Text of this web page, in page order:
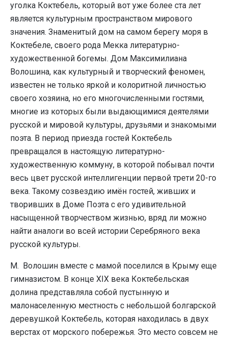
уголка Коктебель, который вот уже более ста лет
является культурным пространством мирового
значения. Знаменитый дом на самом берегу моря в
Коктебеле, своего рода Мекка литературно-
художественной богемы. Дом Максимилиана
Волошина, как культурный и творческий феномен,
известен не только яркой и колоритной личностью
своего хозяина, но его многочисленными гостями,
многие из которых были выдающимися деятелями
русской и мировой культуры, друзьями и знакомыми
поэта. В период приезда гостей Коктебель
превращался в настоящую литературно-
художественную коммуну, в которой побывал почти
весь цвет русской интеллигенции первой трети 20-го
века. Такому созвездию имён гостей, живших и
творивших в Доме Поэта с его удивительной
насыщенной творчеством жизнью, вряд ли можно
найти аналоги во всей истории Серебряного века
русской культуры.
М. Волошин вместе с мамой поселился в Крыму еще
гимназистом. В конце XIX века Коктебельская
долина представляла собой пустынную и
малонаселенную местность с небольшой болгарской
деревушкой Коктебель, которая находилась в двух
верстах от морского побережья. Это место совсем не